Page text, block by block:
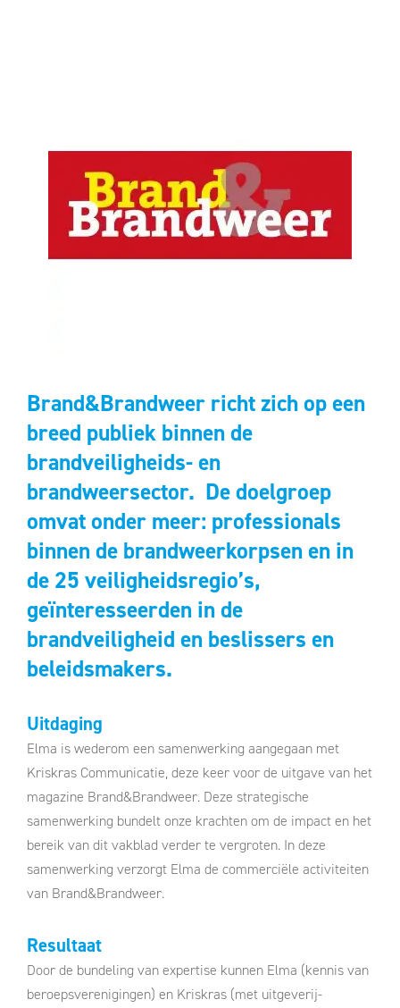
Brand&Brandweer richt zich op een
breed publiek binnen de
brandveiligheids- en
brandweersector. De doelgroep
omvat onder meer: professionals
binnen de brandweerkorpsen en in
de 25 veiligheidsregio’s,
geïnteresseerden in de
brandveiligheid en beslissers en
beleidsmakers.
Uitdaging
Elma is wederom een samenwerking aangegaan met
Kriskras Communicatie, deze keer voor de uitgave van het
magazine Brand&Brandweer. Deze strategische
samenwerking bundelt onze krachten om de impact en het
bereik van dit vakblad verder te vergroten. In deze
samenwerking verzorgt Elma de commerciële activiteiten
van Brand&Brandweer.
Resultaat
Door de bundeling van expertise kunnen Elma (kennis van
beroepsverenigingen) en Kriskras (met uitgeverij-